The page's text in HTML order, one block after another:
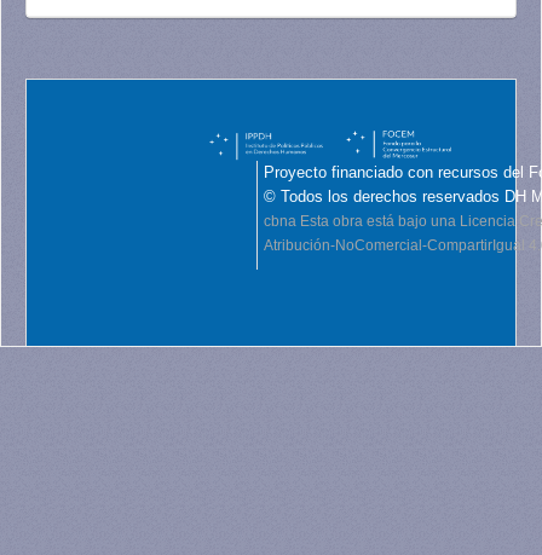
Proyecto financiado con recursos del
© Todos los derechos reservados DH
cbna Esta obra está bajo una Licencia
Atribución-NoComercial-CompartirIgual